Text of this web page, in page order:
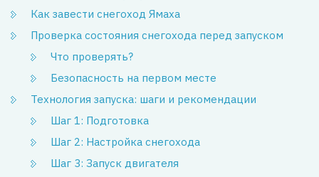
Как завести снегоход Ямаха
Проверка состояния снегохода перед запуском
Что проверять?
Безопасность на первом месте
Технология запуска: шаги и рекомендации
Шаг 1: Подготовка
Шаг 2: Настройка снегохода
Шаг 3: Запуск двигателя